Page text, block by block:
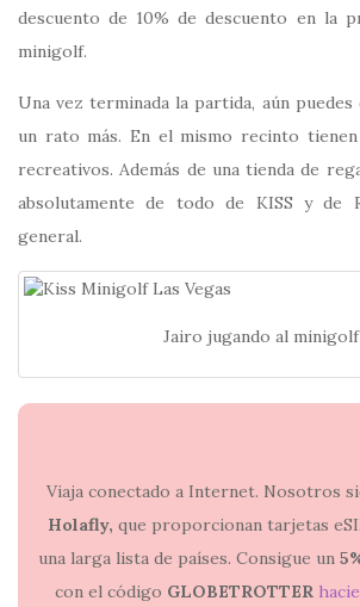
descuento de 10% de descuento en la
minigolf.
Una vez terminada la partida, aún
un rato más. En el mismo recinto
recreativos. Además de una tienda de
absolutamente de todo de KISS y de
general.
Jairo jugando al minigolf
Viaja conectado a Internet. Nosotros
Holafly, que proporcionan tarjetas
una larga lista de países. Consigue un
con el código GLOBETROTTER